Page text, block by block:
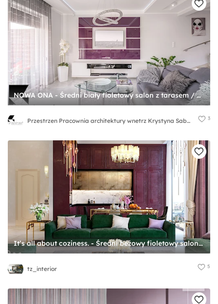
NOWA ONA - Średni biały fioletowy salon z tarasem / balkonem, styl glamour - zdjęcie od Przestrzen Pracownia architektury wnetrz Krystyna Sabada
Przestrzen Pracownia architektury wnetrz Krystyna Sabada 3
It’s all about coziness. - Średni beżowy fioletowy salon z kuchnią z jadalnią z tarasem / balkonem - zdjęcie od tz_interior
tz_interior 5